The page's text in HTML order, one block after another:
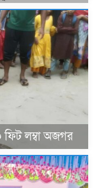
ফিট লম্বা অজগর